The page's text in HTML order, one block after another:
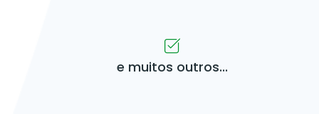
e muitos outros...